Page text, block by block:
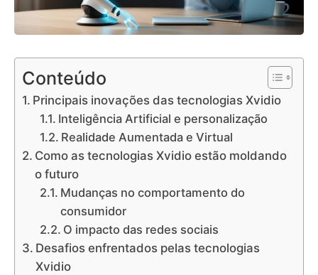
Conteúdo
Principais inovações das tecnologias Xvidio
Inteligência Artificial e personalização
Realidade Aumentada e Virtual
Como as tecnologias Xvidio estão moldando
o futuro
Mudanças no comportamento do
consumidor
O impacto das redes sociais
Desafios enfrentados pelas tecnologias
Xvidio